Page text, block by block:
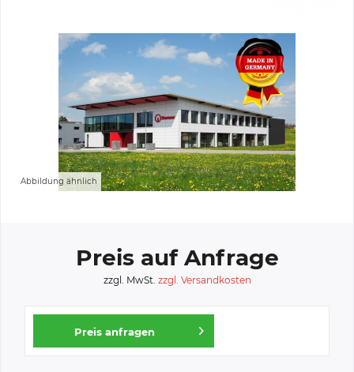
Abbildung ähnlich
Preis auf Anfrage
zzgl. MwSt. zzgl. Versandkosten
Preis anfragen